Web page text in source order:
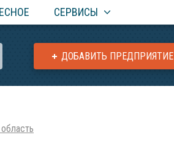
СЕРВИСЫ
ДОБАВИТЬ ПРЕДПРИЯТИЕ